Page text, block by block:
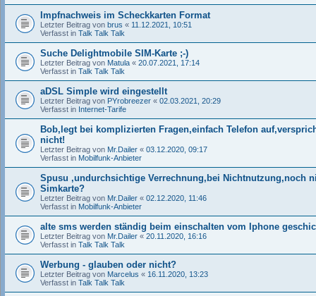
Impfnachweis im Scheckkarten Format
Letzter Beitrag von brus « 11.12.2021, 10:51
Verfasst in Talk Talk Talk
Suche Delightmobile SIM-Karte ;-)
Letzter Beitrag von Matula « 20.07.2021, 17:14
Verfasst in Talk Talk Talk
aDSL Simple wird eingestellt
Letzter Beitrag von PYrobreezer « 02.03.2021, 20:29
Verfasst in Internet-Tarife
Bob,legt bei komplizierten Fragen,einfach Telefon
nicht!
Letzter Beitrag von Mr.Dailer « 03.12.2020, 09:17
Verfasst in Mobilfunk-Anbieter
Spusu ,undurchsichtige Verrechnung,bei Nichtnutzung,noch
Simkarte?
Letzter Beitrag von Mr.Dailer « 02.12.2020, 11:46
Verfasst in Mobilfunk-Anbieter
alte sms werden ständig beim einschalten vom Iphone
Letzter Beitrag von Mr.Dailer « 20.11.2020, 16:16
Verfasst in Talk Talk Talk
Werbung - glauben oder nicht?
Letzter Beitrag von Marcelus « 16.11.2020, 13:23
Verfasst in Talk Talk Talk